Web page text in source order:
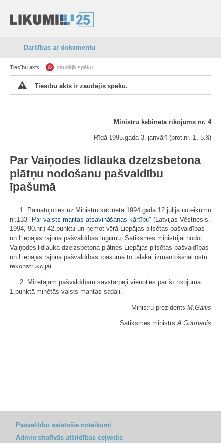
Darbības ar dokumentu
Tiesību akts: zaudējis spēku
Tiesību akts ir zaudējis spēku.
Ministru kabineta rīkojums nr. 4
Rīgā 1995.gada 3. janvārī (prot.nr. 1, 5.§)
Par Vaiņodes lidlauka dzelzsbetona
plātņu nodošanu pašvaldību
īpašumā
1. Pamatojoties uz Ministru kabineta 1994.gada 12.jūlija noteikumu
nr.133 " Par valsts mantas atsavināšanas kārtību" (Latvijas Vēstnesis,
1994, 90.nr.) 42.punktu un ņemot vērā Liepājas pilsētas pašvaldības
un Liepājas rajona pašvaldības lūgumu, Satiksmes ministrijai nodot
Vaiņodes lidlauka dzelzsbetona plātnes Liepājas pilsētas pašvaldības
un Liepājas rajona pašvaldības īpašumā to tālākai izmantošanai ostu
rekonstrukcijai.
2. Minētajām pašvaldībām savstarpēji vienoties par šī rīkojuma
1.punktā minētās valsts mantas sadali.
Ministru prezidents M.Gailis
Satiksmes ministrsA.Gūtmanis
Pašvaldību saistošie noteikumi
Administratīvās atbildības ceļvedis